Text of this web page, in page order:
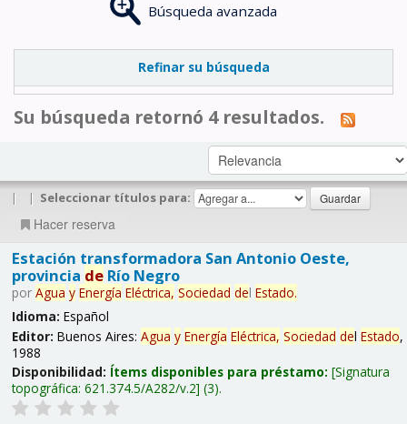
Búsqueda avanzada
Refinar su búsqueda
Su búsqueda retornó 4 resultados.
| | Seleccionar títulos para:
Hacer reserva
Estación transformadora San Antonio Oeste,
provincia deRío Negro
por Agua y Energía Eléctrica, Sociedad del Estado.
Idioma: Español
Editor: Buenos Aires: Agua y Energía Eléctrica, Sociedad del Estado,
1988
Disponibilidad: Ítems disponibles para préstamo: Signatura
topográfica: 621.374.5/A282/v.2 (3).